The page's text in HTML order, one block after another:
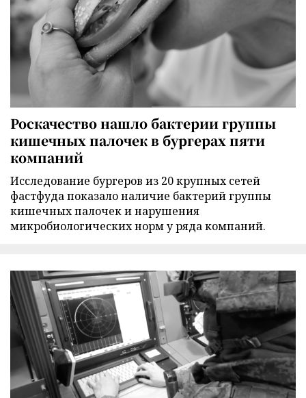
Роскачество нашло бактерии группы
кишечных палочек в бургерах пяти
компаний
Исследование бургеров из 20 крупных сетей
фастфуда показало наличие бактерий группы
кишечных палочек и нарушения
микробиологических норм у ряда компаний.